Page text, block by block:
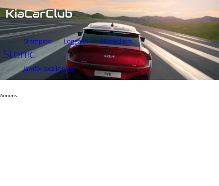
Stampioo Logga in Bli medlem
Jämför besiktning
Stonic
Annons